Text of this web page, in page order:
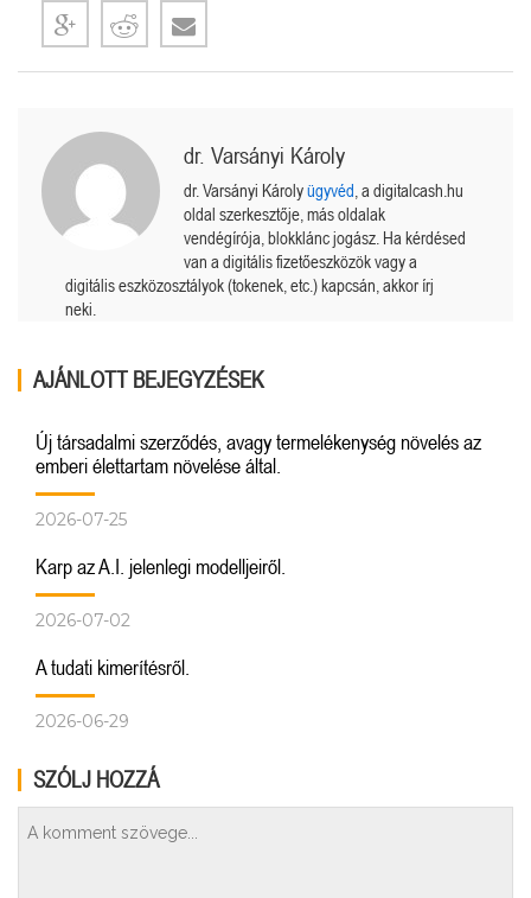
dr. Varsányi Károly
dr. Varsányi Károlyügyvéd , a digitalcash.hu
oldal szerkesztője, más oldalak
vendégírója, blokklánc jogász. Ha kérdésed
van a digitális fizetőeszközök vagy a
digitális eszközosztályok (tokenek, etc.) kapcsán, akkor írj
neki.
AJÁNLOTT BEJEGYZÉSEK
Új társadalmi szerződés, avagy termelékenység növelés az
emberi élettartam növelése által.
2026-07-25
Karp az A.I. jelenlegi modelljeiről.
2026-07-02
A tudati kimerítésről.
2026-06-29
SZÓLJ HOZZÁ